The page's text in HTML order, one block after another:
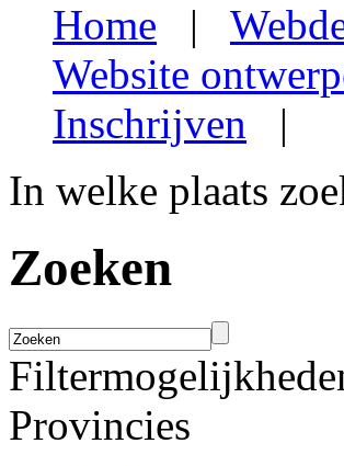
Home |
Website
Inschrijven |
In welke plaats
Zoeken
Provincies